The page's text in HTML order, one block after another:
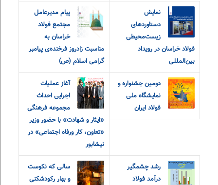
نمایش
دستاوردهای
زیست‌محیطی
فولاد خراسان در رویداد
بین‌المللی
پیام مدیرعامل
مجتمع فولاد
خراسان به
مناسبت زادروز فرخنده‌ی پیامبر
گرامی اسلام (ص)
دومین جشنواره و
نمایشگاه ملی
فولاد ایران
آغاز عملیات
اجرایی احداث
مجموعه فرهنگی
«ایثار و شهادت» با حضور وزیر
«تعاون، کار و‌رفاه اجتماعی» در
نیشابور
رشد چشمگیر
درآمد فولاد
سالی که نکوست
و بهار رکودشکنی